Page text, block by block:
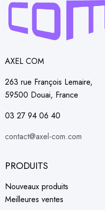
AXEL COM
263 rue François Lemaire,
59500 Douai, France
03 27 94 06 40
contact@axel-com.com
PRODUITS
Nouveaux produits
Meilleures ventes